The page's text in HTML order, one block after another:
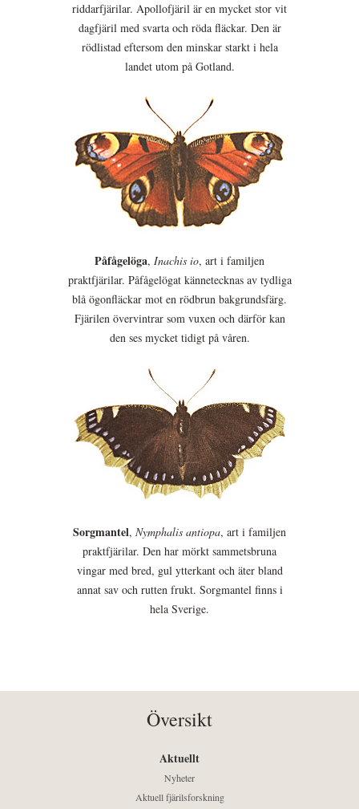
riddarfjärilar. Apollofjäril är en mycket stor vit
dagfjäril med svarta och röda fläckar. Den är
rödlistad eftersom den minskar starkt i hela
landet utom på Gotland.
Påfågelöga, Inachis io, art i familjen
praktfjärilar. Påfågelögat kännetecknas av tydliga
blå ögonfläckar mot en rödbrun bakgrundsfärg.
Fjärilen övervintrar som vuxen och därför kan
den ses mycket tidigt på våren.
Sorgmantel, Nymphalis antiopa, art i familjen
praktfjärilar. Den har mörkt sammetsbruna
vingar med bred, gul ytterkant och äter bland
annat sav och rutten frukt. Sorgmantel finns i
hela Sverige.
Översikt
Aktuellt
Nyheter
Aktuell fjärilsforskning